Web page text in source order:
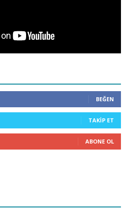
BEĞEN
TAKIP ET
ABONE OL